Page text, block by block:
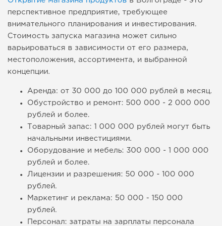
перспективное предприятие, требующее
внимательного планирования и инвестирования.
Стоимость запуска магазина может сильно
варьироваться в зависимости от его размера,
местоположения, ассортимента, и выбранной
концепции.
Аренда: от 30 000 до 100 000 рублей в месяц.
Обустройство и ремонт: 500 000 - 2 000 000
рублей и более.
Товарный запас: 1 000 000 рублей могут быть
начальными инвестициями.
Оборудование и мебель: 300 000 - 1 000 000
рублей и более.
Лицензии и разрешения: 50 000 - 100 000
рублей.
Маркетинг и реклама: 50 000 - 150 000
рублей.
Персонал: затраты на зарплаты персонала